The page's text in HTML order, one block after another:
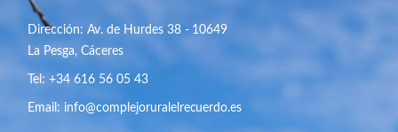
Dirección: Av. de Hurdes 38 - 10649
La Pesga, Cáceres
Tel: +34 616 56 05 43
Email: info@complejoruralelrecuerdo.es